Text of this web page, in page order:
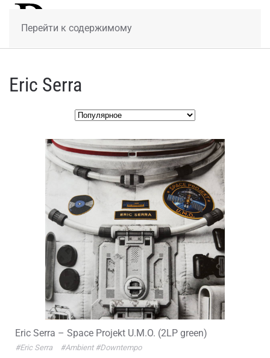
Перейти к содержимому
Eric Serra
Eric Serra – Space Projekt U.M.O. (2LP green)
#Eric Serra #Ambient #Downtempo